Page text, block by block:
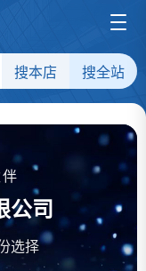
搜本店 搜全站
公司
选择
电机
电机
库存